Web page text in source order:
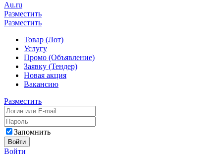
Au.ru
Разместить
Разместить
Товар (Лот)
Услугу
Промо (Объявление)
Заявку (Тендер)
Новая акция
Вакансию
Разместить
Запомнить
Войти
Войти